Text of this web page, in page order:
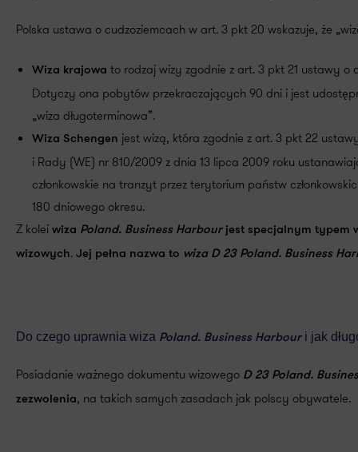
Polska ustawa o cudzoziemcach w art. 3 pkt 20 wskazuje, że
Wiza krajowa to rodzaj wizy zgodnie z art. 3 pkt 21 ustawy
Dotyczy ona pobytów przekraczających 90 dni i jest
„wiza długoterminowa”.
Wiza Schengen jest wizą, która zgodnie z art. 3 pkt 22
i Rady (WE) nr 810/2009 z dnia 13 lipca 2009 roku
członkowskie na tranzyt przez terytorium państw
180 dniowego okresu.
Z kolei wiza Poland. Business Harbour jest specjalnym typem
wizowych. Jej pełna nazwa to wiza D 23 Poland. Business
Do czego uprawnia wiza Poland. Business Harbour i jak
Posiadanie ważnego dokumentu wizowego D 23 Poland.
zezwolenia, na takich samych zasadach jak polscy obywatele.